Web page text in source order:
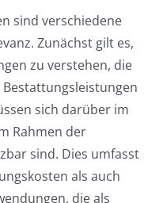
sind verschiedene
Zunächst gilt es,
zu verstehen, die
sich darüber im
Rahmen der
sind. Dies umfasst
als auch
die als